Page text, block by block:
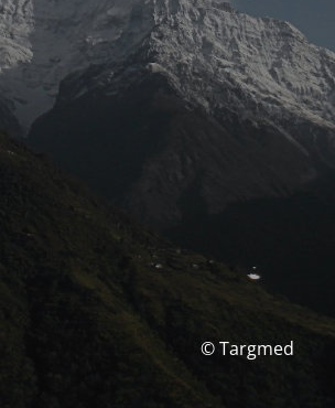
© Targmed